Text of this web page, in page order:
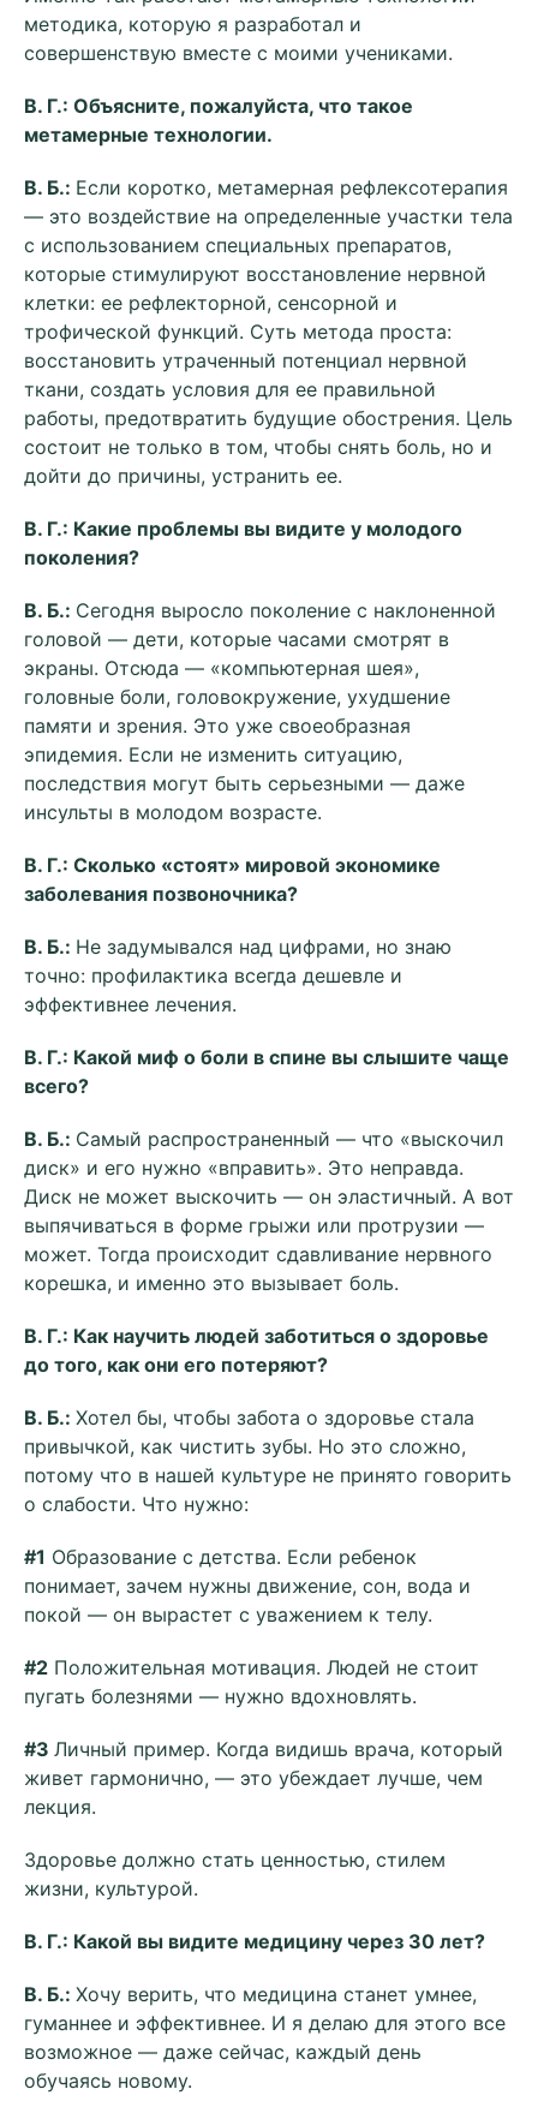
методика, которую я разработал и
совершенствую вместе с моими учениками.
В. Г.: Объясните, пожалуйста, что такое
метамерные технологии.
В. Б.: Если коротко, метамерная рефлексотерапия
— это воздействие на определенные участки тела
с использованием специальных препаратов,
которые стимулируют восстановление нервной
клетки: ее рефлекторной, сенсорной и
трофической функций. Суть метода проста:
восстановить утраченный потенциал нервной
ткани, создать условия для ее правильной
работы, предотвратить будущие обострения. Цель
состоит не только в том, чтобы снять боль, но и
дойти до причины, устранить ее.
В. Г.: Какие проблемы вы видите у молодого
поколения?
В. Б.: Сегодня выросло поколение с наклоненной
головой — дети, которые часами смотрят в
экраны. Отсюда — «компьютерная шея»,
головные боли, головокружение, ухудшение
памяти и зрения. Это уже своеобразная
эпидемия. Если не изменить ситуацию,
последствия могут быть серьезными — даже
инсульты в молодом возрасте.
В. Г.: Сколько «стоят» мировой экономике
заболевания позвоночника?
В. Б.: Не задумывался над цифрами, но знаю
точно: профилактика всегда дешевле и
эффективнее лечения.
В. Г.: Какой миф о боли в спине вы слышите чаще
всего?
В. Б.: Самый распространенный — что «выскочил
диск» и его нужно «вправить». Это неправда.
Диск не может выскочить — он эластичный. А вот
выпячиваться в форме грыжи или протрузии —
может. Тогда происходит сдавливание нервного
корешка, и именно это вызывает боль.
В. Г.: Как научить людей заботиться о здоровье
до того, как они его потеряют?
В. Б.: Хотел бы, чтобы забота о здоровье стала
привычкой, как чистить зубы. Но это сложно,
потому что в нашей культуре не принято говорить
о слабости. Что нужно:
#1 Образование с детства. Если ребенок
понимает, зачем нужны движение, сон, вода и
покой — он вырастет с уважением к телу.
#2 Положительная мотивация. Людей не стоит
пугать болезнями — нужно вдохновлять.
#3 Личный пример. Когда видишь врача, который
живет гармонично, — это убеждает лучше, чем
лекция.
Здоровье должно стать ценностью, стилем
жизни, культурой.
В. Г.: Какой вы видите медицину через 30 лет?
В. Б.: Хочу верить, что медицина станет умнее,
гуманнее и эффективнее. И я делаю для этого все
возможное — даже сейчас, каждый день
обучаясь новому.